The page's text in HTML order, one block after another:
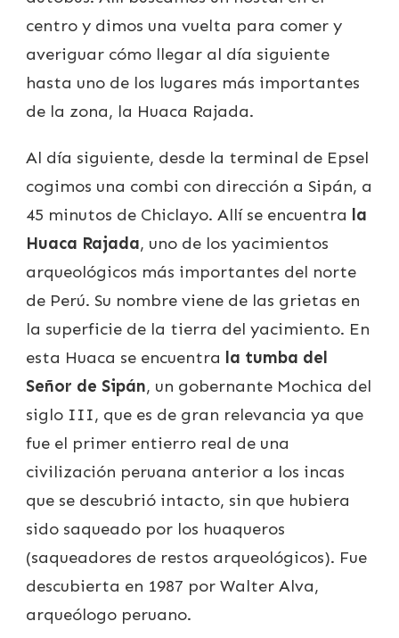
centro y dimos una vuelta para comer y
averiguar cómo llegar al día siguiente
hasta uno de los lugares más importantes
de la zona, la Huaca Rajada.
Al día siguiente, desde la terminal de Epsel
cogimos una combi con dirección a Sipán, a
45 minutos de Chiclayo. Allí se encuentra la
Huaca Rajada, uno de los yacimientos
arqueológicos más importantes del norte
de Perú. Su nombre viene de las grietas en
la superficie de la tierra del yacimiento. En
esta Huaca se encuentra la tumba del
Señor de Sipán, un gobernante Mochica del
siglo III, que es de gran relevancia ya que
fue el primer entierro real de una
civilización peruana anterior a los incas
que se descubrió intacto, sin que hubiera
sido saqueado por los huaqueros
(saqueadores de restos arqueológicos). Fue
descubierta en 1987 por Walter Alva,
arqueólogo peruano.